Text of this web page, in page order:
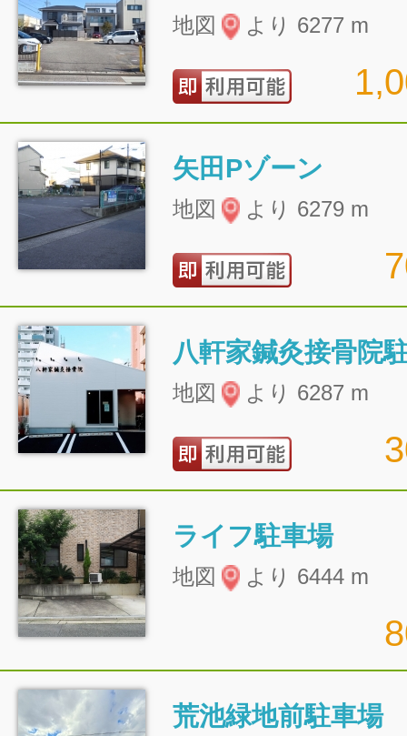
地図 より 6277 m
矢田Pゾーン
地図 より 6279 m
八軒家鍼灸接骨院
地図 より 6287 m
ライフ駐車場
地図 より 6444 m
荒池緑地前駐車場